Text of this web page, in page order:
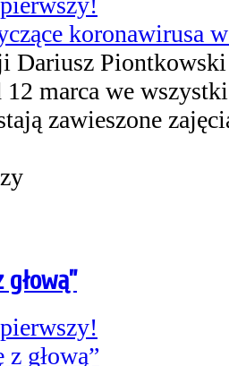
Dariusz Piontkowski
marca we
zawieszone